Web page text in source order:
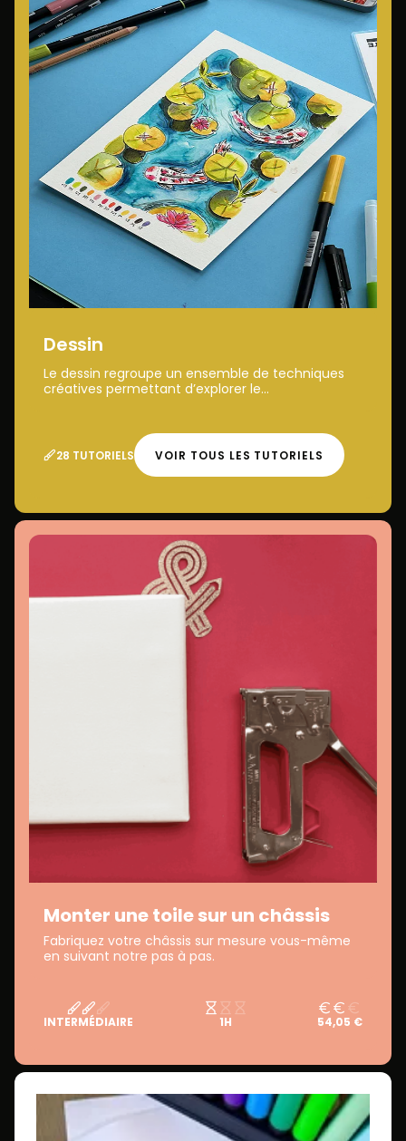
Dessin
Le dessin regroupe un ensemble de techniques
créatives permettant d’explorer le...
28 TUTORIELS VOIR TOUS LES TUTORIELS
Monter une toile sur un châssis
Fabriquez votre châssis sur mesure vous-même
en suivant notre pas à pas.
INTERMÉDIAIRE 1H 54,05 €